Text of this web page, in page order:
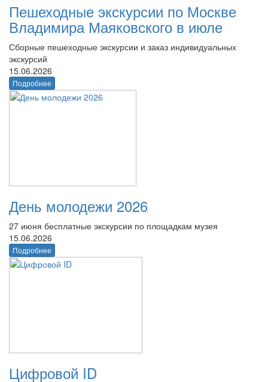
Пешеходные экскурсии по Москве
Владимира Маяковского в июле
Сборные пешеходные экскурсии и заказ индивидуальных
экскурсий
15.06.2026
Подробнее
День молодежи 2026
27 июня бесплатные экскурсии по площадкам музея
15.06.2026
Подробнее
Цифровой ID